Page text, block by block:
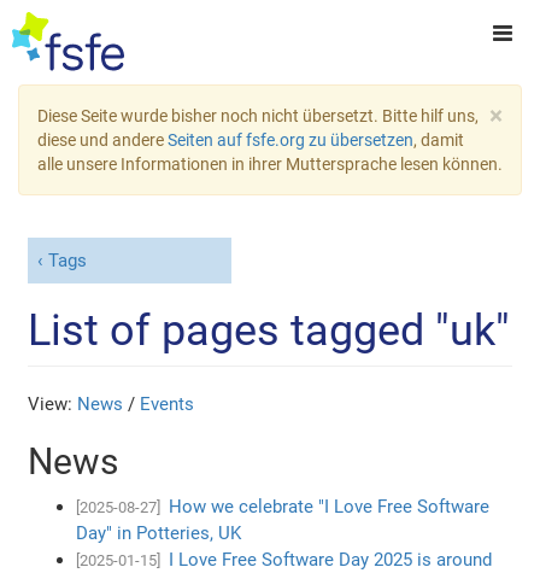
×
Diese Seite wurde bisher noch nicht übersetzt. Bitte hilf uns,
diese und andereSeiten auf fsfe.org zu übersetzen, damit
alle unsere Informationen in ihrer Muttersprache lesen können.
Tags
List of pages tagged "uk"
View: News / Events
News
[2025-08-27]
How we celebrate "I Love Free Software
Day" in Potteries, UK
[2025-01-15]
I Love Free Software Day 2025 is around